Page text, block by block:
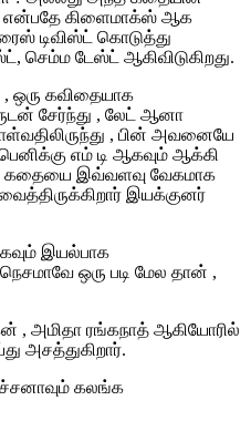
என்பதே கிளைமாக்ஸ் ஆக
டிவிஸ்ட் கொடுத்து
செம்ம டேஸ்ட் ஆகிவிடுகிறது.
, ஒரு கவிதையாக
சேர்ந்து , லேட் ஆனா
, பின் அவனையே
எம் டி ஆகவும் ஆக்கி
கதையை இவ்வளவு வேகமாக
இயக்குனர்
இயல்பாக
நெசமாவே ஒரு படி மேல தான் ,
, அமிதா ரங்கநாத் ஆகியோரில்
அசத்துகிறார்.
ம் கலங்க